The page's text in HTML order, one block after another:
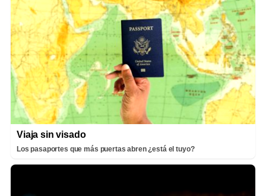
Viaja sin visado
Los pasaportes que más puertas abren ¿está el tuyo?